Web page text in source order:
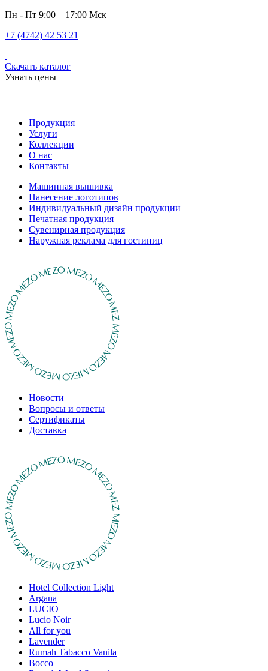
Пн - Пт 9:00 – 17:00 Мск
+7 (4742) 42 53 21
Скачать каталог
Узнать цены
Продукция
Услуги
Коллекции
О нас
Контакты
Машинная вышивка
Нанесение логотипов
Индивидуальный дизайн продукции
Печатная продукция
Сувенирная продукция
Наружная реклама для гостиниц
Новости
Вопросы и ответы
Сертификаты
Доставка
Hotel Collection Light
Argana
LUCIO
Lucio Noir
All for you
Lavender
Rumah Tabacco Vanila
Bocco